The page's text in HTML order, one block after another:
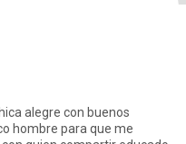
alegre con buenos